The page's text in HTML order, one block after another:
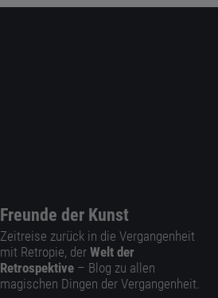
Freunde der Kunst
Zeitreise zurück in die Vergangenheit
mit Retropie, der Welt der
Retrospektive – Blog zu allen
magischen Dingen der Vergangenheit.